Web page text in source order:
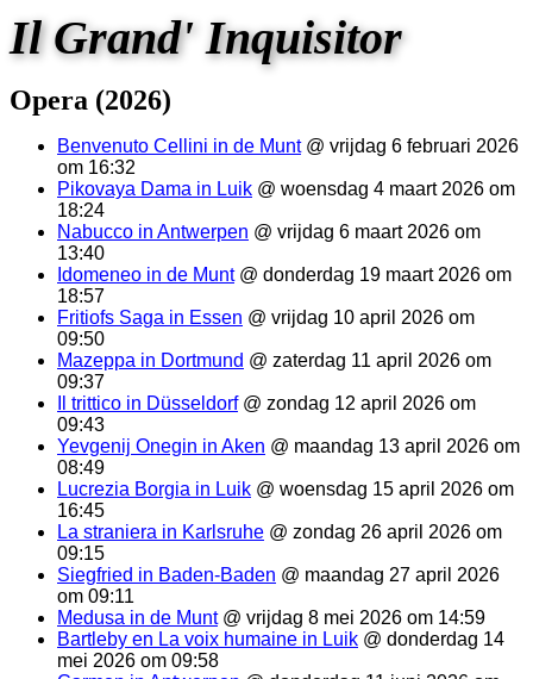
Il Grand' Inquisitor
Opera (2026)
Benvenuto Cellini in de Munt@ vrijdag 6 februari 2026
om 16:32
Pikovaya Dama in Luik @ woensdag 4 maart 2026 om
18:24
Nabucco in Antwerpen @ vrijdag 6 maart 2026 om
13:40
Idomeneo in de Munt@ donderdag 19 maart 2026 om
18:57
Fritiofs Saga in Essen @ vrijdag 10 april 2026 om
09:50
Mazeppa in Dortmund @ zaterdag 11 april 2026 om
09:37
Il trittico in Düsseldorf@ zondag 12 april 2026 om
09:43
Yevgenij Onegin in Aken @ maandag 13 april 2026 om
08:49
Lucrezia Borgia in Luik @ woensdag 15 april 2026 om
16:45
La straniera in Karlsruhe @ zondag 26 april 2026 om
09:15
Siegfried in Baden-Baden @ maandag 27 april 2026
om 09:11
Medusa in de Munt@ vrijdag 8 mei 2026 om 14:59
Bartleby en La voix humaine in Luik @ donderdag 14
mei 2026 om 09:58